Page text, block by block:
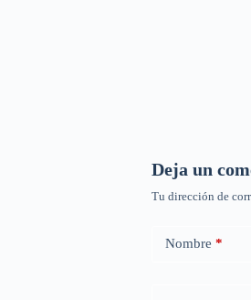
Deja un
Tu dirección de
Nombre *